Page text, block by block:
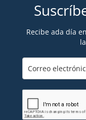
Recibe ada día